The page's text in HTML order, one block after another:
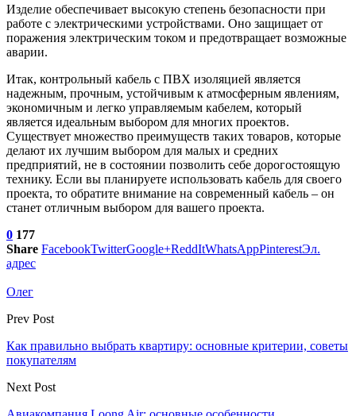
Изделие обеспечивает высокую степень безопасности при
работе с электрическими устройствами. Оно защищает от
поражения электрическим током и предотвращает возможные
аварии.
Итак, контрольный кабель с ПВХ изоляцией является
надежным, прочным, устойчивым к атмосферным явлениям,
экономичным и легко управляемым кабелем, который
является идеальным выбором для многих проектов.
Существует множество преимуществ таких товаров, которые
делают их лучшим выбором для малых и средних
предприятий, не в состоянии позволить себе дорогостоящую
технику. Если вы планируете использовать кабель для своего
проекта, то обратите внимание на современный кабель – он
станет отличным выбором для вашего проекта.
0 177
Share FacebookTwitterGoogle+ReddItWhatsAppPinterestЭл.
адрес
Олег
Prev Post
Как правильно выбрать квартиру: основные критерии, советы
покупателям
Next Post